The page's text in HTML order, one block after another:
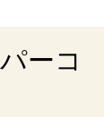
ーコ